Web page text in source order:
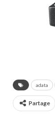
adata
Partage